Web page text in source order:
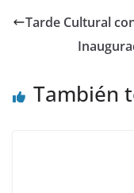
Tarde Cultural
También